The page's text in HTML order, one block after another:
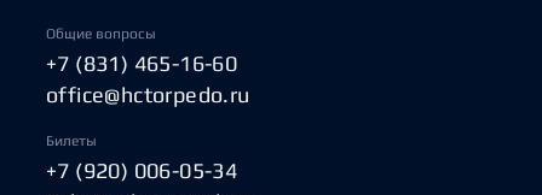
Общие вопросы
+7 (831) 465-16-60
office@hctorpedo.ru
Билеты
+7 (920) 006-05-34